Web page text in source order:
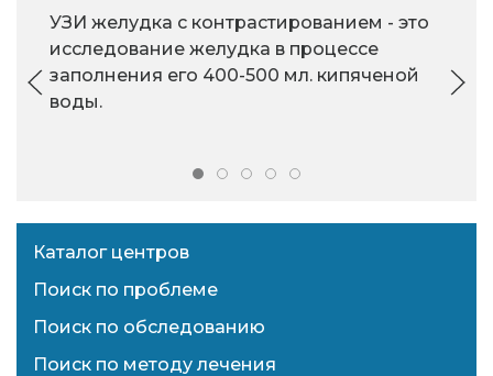
УЗИ желудка с контрастированием - это
исследование желудка в процессе
заполнения его 400-500 мл. кипяченой
воды.
Каталог центров
Поиск по проблеме
Поиск по обследованию
Поиск по методу лечения